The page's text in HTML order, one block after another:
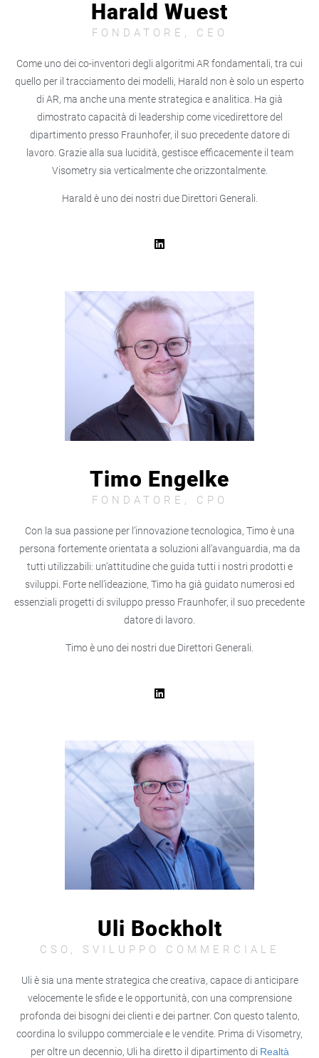
Harald Wuest
FONDATORE, CEO
Come uno dei co-inventori degli algoritmi AR fondamentali, tra cui
quello per il tracciamento dei modelli, Harald non è solo un esperto
di AR, ma anche una mente strategica e analitica. Ha già
dimostrato capacità di leadership come vicedirettore del
dipartimento presso Fraunhofer, il suo precedente datore di
lavoro. Grazie alla sua lucidità, gestisce efficacemente il team
Visometry sia verticalmente che orizzontalmente.
Harald è uno dei nostri due Direttori Generali.
Timo Engelke
FONDATORE, CPO
Con la sua passione per l’innovazione tecnologica, Timo è una
persona fortemente orientata a soluzioni all’avanguardia, ma da
tutti utilizzabili: un’attitudine che guida tutti i nostri prodotti e
sviluppi. Forte nell’ideazione, Timo ha già guidato numerosi ed
essenziali progetti di sviluppo presso Fraunhofer, il suo precedente
datore di lavoro.
Timo è uno dei nostri due Direttori Generali.
Uli Bockholt
CSO, SVILUPPO COMMERCIALE
Uli è sia una mente strategica che creativa, capace di anticipare
velocemente le sfide e le opportunità, con una comprensione
profonda dei bisogni dei clienti e dei partner. Con questo talento,
coordina lo sviluppo commerciale e le vendite. Prima di Visometry,
per oltre un decennio, Uli ha diretto il dipartimento di Realtà